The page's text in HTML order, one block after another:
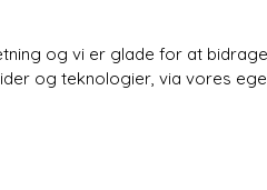
og vi er glade for at
og teknologier, via vores